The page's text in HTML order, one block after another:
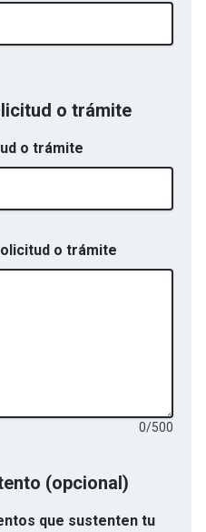
o trámite
o trámite
o trámite
0/500
(opcional)
que sustenten tu